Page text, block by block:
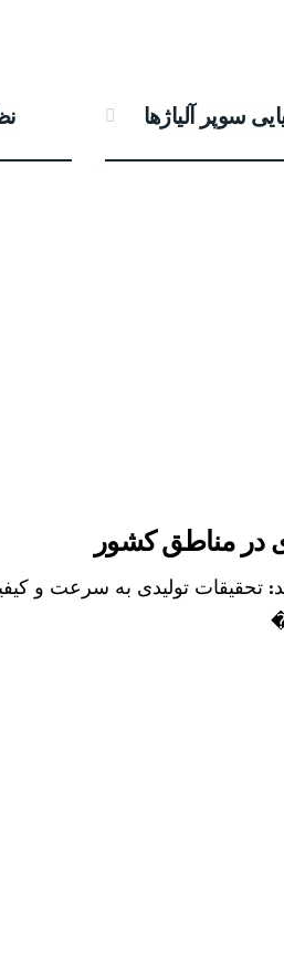
سوپر آلیاژها
در مناطق کشور
تحقیقات تولیدی به سرعت و